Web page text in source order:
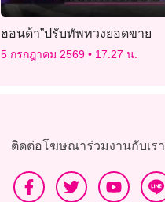
ฮอนด้า”ปรับทัพทวงยอดขาย
5 กรกฎาคม 2569 17:27 น.
ติดต่อโฆษณาร่วมงานกับเรา